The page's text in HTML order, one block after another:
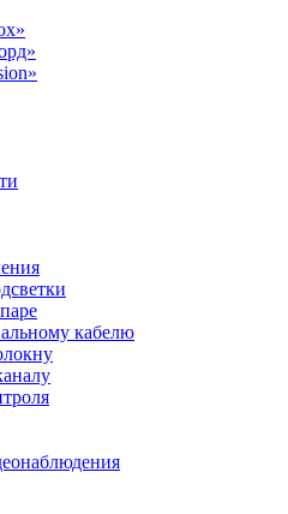
кабелю